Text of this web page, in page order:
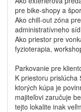
pre bike-shopy a
Ako chill-out zóna
administratívneho
Ako priestor pre
fyzioterapia,
Parkovanie pre
K priestoru prislúcha
ktorých kúpa je
majiteľovi zaručuje
tejto lokalite inak